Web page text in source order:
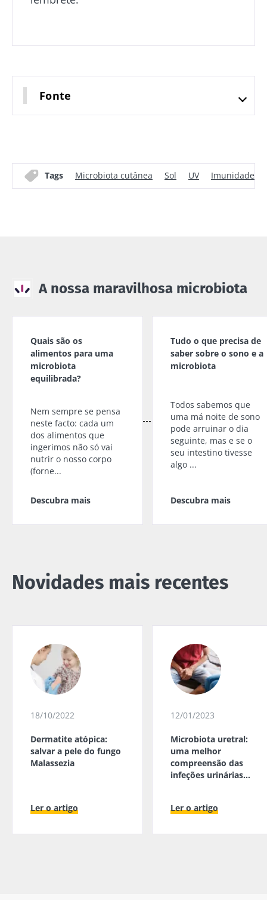
Fonte
Tags Microbiota cutânea Sol UV Imunidade
A nossa maravilhosa microbiota
Quais são os
alimentos para uma
microbiota
equilibrada?
Nem sempre se pensa
neste facto: cada um
dos alimentos que
ingerimos não só vai
nutrir o nosso corpo
(forne...
Descubra mais
Tudo o que precisa de
saber sobre o sono e a
microbiota
Todos sabemos que
uma má noite de sono
pode arruinar o dia
seguinte, mas e se o
seu intestino tivesse
algo ...
Descubra mais
Novidades mais recentes
18/10/2022
Dermatite atópica:
salvar a pele do fungo
Malassezia
Ler o artigo
12/01/2023
Microbiota uretral:
uma melhor
compreensão das
infeções urinárias
Ler o artigo